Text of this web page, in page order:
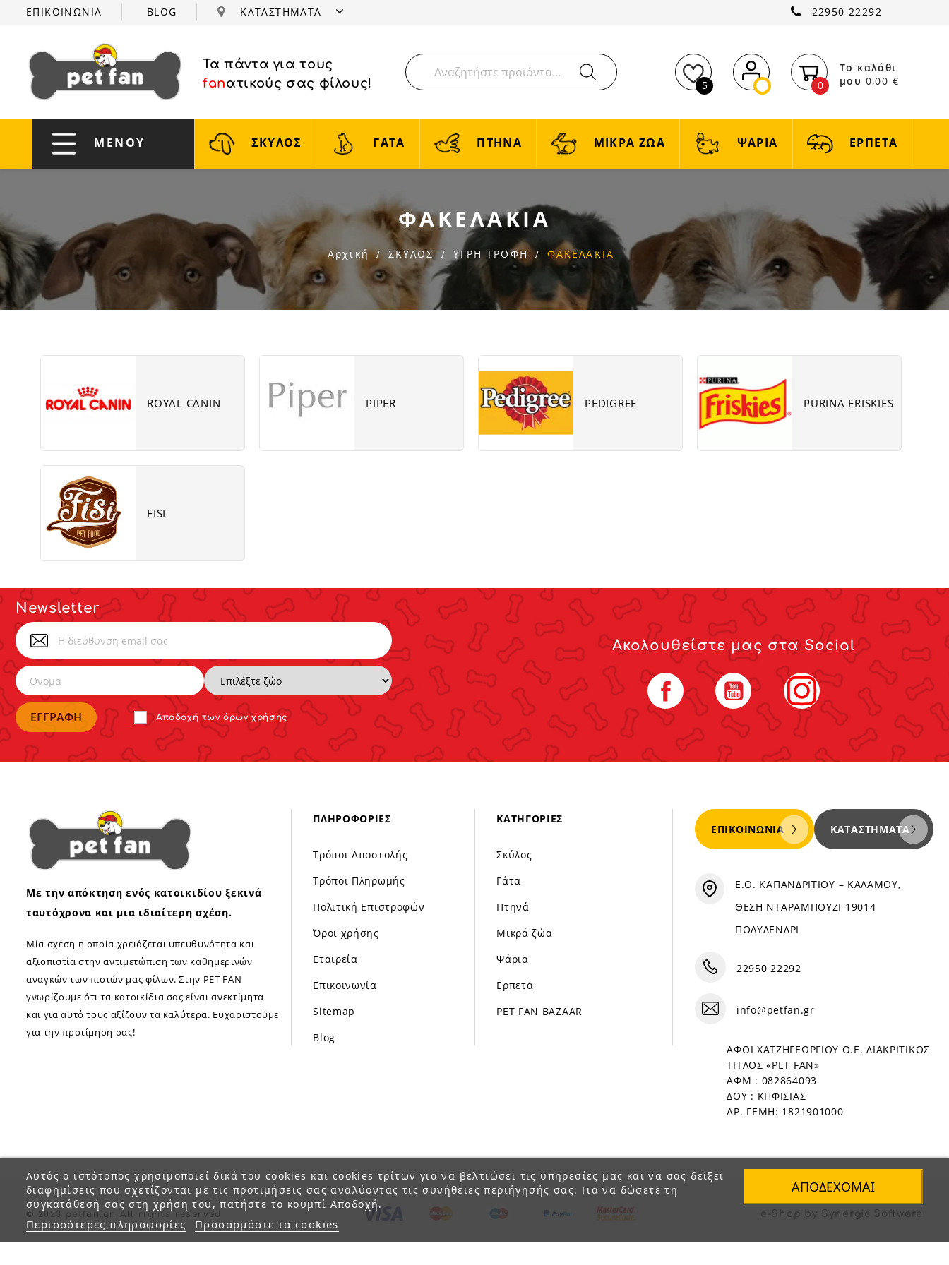
ΕΠΙΚΟΙΝΩΝΙΑ BLOG ΚΑΤΑΣΤΗΜΑΤΑ 22950 22292
Τα πάντα για τους
fanατικούς σας φίλους! 5 0
Το καλάθι
μου 0,00 €
ΜΕΝΟΥ ΣΚΥΛΟΣ ΓΑΤΑ ΠΤΗΝΑ ΜΙΚΡΑ ΖΩΑ ΨΑΡΙΑ ΕΡΠΕΤΑ
ΦΑΚΕΛΑΚΙΑ
Αρχική ΣΚΥΛΟΣ ΥΓΡΗ ΤΡΟΦΗ ΦΑΚΕΛΑΚΙΑ
ROYAL CANIN PIPER PEDIGREE PURINA FRISKIES
FISI
Newsletter
Αποδoχή τωνόρων χρήσης
Ακολουθείστε μας στα Social
Facebook YouTube Instagram
Με την απόκτηση ενός κατοικιδίου ξεκινά
ταυτόχρονα και μια ιδιαίτερη σχέση.
Μία σχέση η οποία χρειάζεται υπευθυνότητα και
αξιοπιστία στην αντιμετώπιση των καθημερινών
αναγκών των πιστών μας φίλων. Στην PET FAN
γνωρίζουμε ότι τα κατοικίδια σας είναι ανεκτίμητα
και για αυτό τους αξίζουν τα καλύτερα. Ευχαριστούμε
για την προτίμηση σας!
ΠΛΗΡΟΦΟΡΊΕΣ
Τρόποι Αποστολής
Τρόποι Πληρωμής
Πολιτική Επιστροφών
Όροι χρήσης
Εταιρεία
Επικοινωνία
Sitemap
Blog
ΚΑΤΗΓΟΡΊΕΣ
Σκύλος
Γάτα
Πτηνά
Μικρά ζώα
Ψάρια
Ερπετά
PET FAN BAZAAR
Αυτός ο ιστότοπος χρησιμοποιεί δικά του cookies και cookies τρίτων για να βελτιώσει τις υπηρεσίες μας και να σας δείξει
διαφημίσεις που σχετίζονται με τις προτιμήσεις σας αναλύοντας τις συνήθειες περιήγησής σας. Για να δώσετε τη
συγκατάθεσή σας στη χρήση του, πατήστε το κουμπί Αποδοχή.
Περισσότερες πληροφορίες Προσαρμόστε τα cookies
ΑΠΟΔΈΧΟΜΑΙ
ΕΠΙΚΟΙΝΩΝΊΑ ΚΑΤΑΣΤΉΜΑΤΑ
Ε.Ο. ΚΑΠΑΝΔΡΙΤΙΟΥ – ΚΑΛΑΜΟΥ,
ΘΕΣΗ ΝΤΑΡΑΜΠΟΥΖΙ 19014
ΠΟΛΥΔΕΝΔΡΙ
22950 22292
info@petfan.gr
ΑΦΟΙ ΧΑΤΖΗΓΕΩΡΓΙΟΥ Ο.Ε. ΔΙΑΚΡΙΤΙΚΟΣ
ΤΙΤΛΟΣ «PET FAN»
ΑΦΜ : 082864093
ΔΟΥ : ΚΗΦΙΣΙΑΣ
ΑΡ. ΓΕΜΗ: 1821901000
© 2023 petfan.gr. All rights reserved